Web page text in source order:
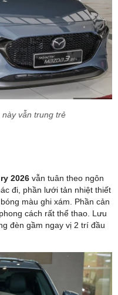
vẫn trung trẻ
2026 vẫn tuân theo ngôn
đi, phần lưới tản nhiệt thiết
màu ghi xám. Phần cản
cách rất thể thao. Lưu
đèn gầm ngay vị 2 trí đầu